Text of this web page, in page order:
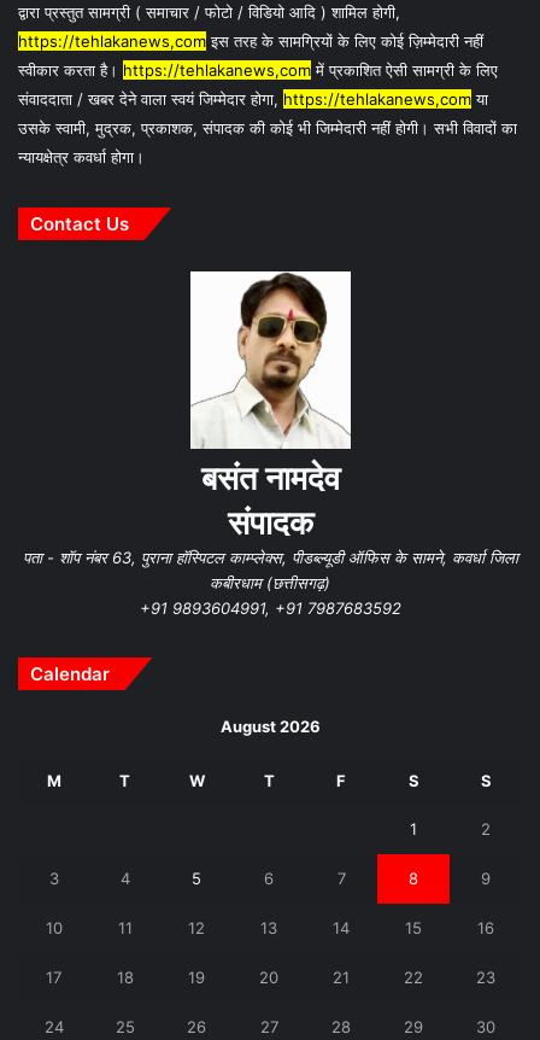
द्वारा प्रस्तुत सामग्री ( समाचार / फोटो / विडियो आदि ) शामिल होगी,
https://tehlakanews,comइस तरह के सामग्रियों के लिए कोई ज़िम्मेदारी नहीं
स्वीकार करता है। https://tehlakanews,comमें प्रकाशित ऐसी सामग्री के लिए
संवाददाता / खबर देने वाला स्वयं जिम्मेदार होगा, https://tehlakanews,comया
उसके स्वामी, मुद्रक, प्रकाशक, संपादक की कोई भी जिम्मेदारी नहीं होगी। सभी विवादों का
न्यायक्षेत्र कवर्धा होगा।
Contact Us
बसंत नामदेव
संपादक
पता - शॉप नंबर 63, पुराना हॉस्पिटल काम्प्लेक्स, पीडब्ल्यूडी ऑफिस के सामने, कवर्धा जिला
कबीरधाम (छत्तीसगढ़)
+91 9893604991, +91 7987683592
Calendar
August 2026
M T W T F S S
1 2
3 4 5 6 7 8 9
10 11 12 13 14 15 16
17 18 19 20 21 22 23
24 25 26 27 28 29 30